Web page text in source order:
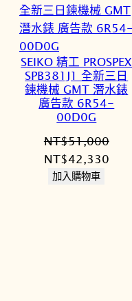
SEIKO 精工 PROSPEX
SPB381J1 全新三日
鍊機械 GMT 潛水錶
廣告款 6R54-
00D0G
NT$51,000
原
始
NT$42,330目
加入購物車